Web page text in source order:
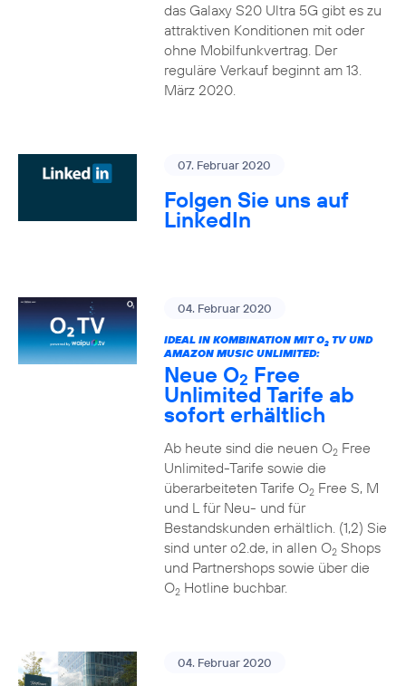
das Galaxy S20 Ultra 5G gibt es zu
attraktiven Konditionen mit oder
ohne Mobilfunkvertrag. Der
reguläre Verkauf beginnt am 13.
März 2020.
07. Februar 2020
Folgen Sie uns auf
LinkedIn
04. Februar 2020
IDEAL IN KOMBINATION MIT O2TV UND
AMAZON MUSIC UNLIMITED:
Neue O2 Free
Unlimited Tarife ab
sofort erhältlich
Ab heute sind die neuen O2Free
Unlimited-Tarife sowie die
überarbeiteten Tarife O2Free S, M
und L für Neu- und für
Bestandskunden erhältlich. (1,2) Sie
sind unter o2.de, in allen O2Shops
und Partnershops sowie über die
O2Hotline buchbar.
04. Februar 2020